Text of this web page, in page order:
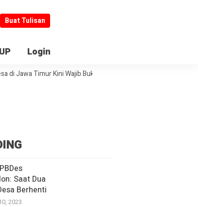
Buat Tulisan
Login
Timur Kini Wajib Buka Informasi
Saat Dua
Berhenti
2023